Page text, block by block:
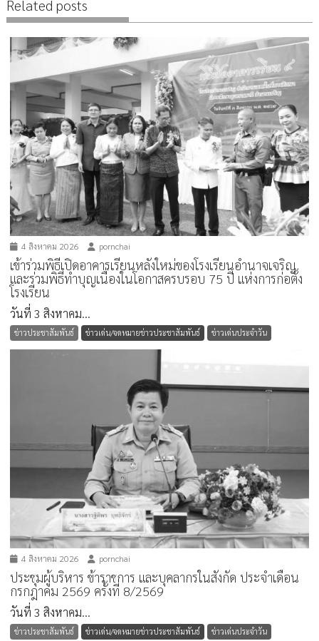
Related posts
4 สิงหาคม 2026 pornchai
เข้าร่วมพิธีเปิดอาคารเรียนหลังใหม่ของโรงเรียนอำนาจเจริญ
และร่วมพิธีทำบุญเนื่องในโอกาสครบรอบ 75 ปี แห่งการก่อตั้ง
โรงเรียน
วันที่ 3 สิงหาคม...
ข่าวประชาสัมพันธ์ ข่าวเด่น/จดหมายข่าวประชาสัมพันธ์ ข่าวเด่นประจำวัน
4 สิงหาคม 2026 pornchai
ประชุมผู้บริหาร ข้าราชการ และบุคลากรในสังกัด ประจำเดือน
กรกฎาคม 2569 ครั้งที่ 8/2569
วันที่ 3 สิงหาคม...
ข่าวประชาสัมพันธ์ ข่าวเด่น/จดหมายข่าวประชาสัมพันธ์ ข่าวเด่นประจำวัน